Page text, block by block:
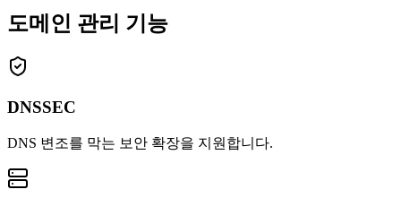
도메인 관리 기능
DNSSEC
DNS 변조를 막는 보안 확장을 지원합니다.